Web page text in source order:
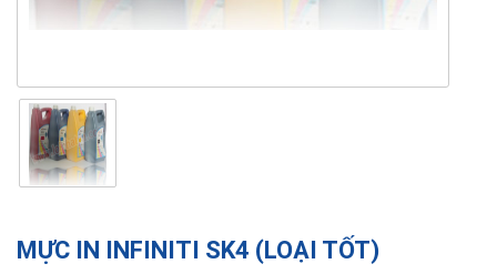
MỰC IN INFINITI SK4 (LOẠI TỐT)